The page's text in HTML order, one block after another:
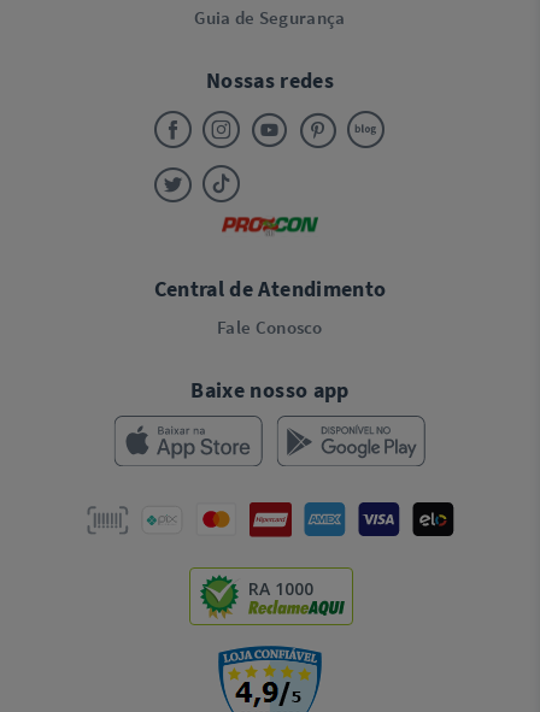
Guia de Segurança
Nossas redes
Central de Atendimento
Fale Conosco
Baixe nosso app
RA 1000